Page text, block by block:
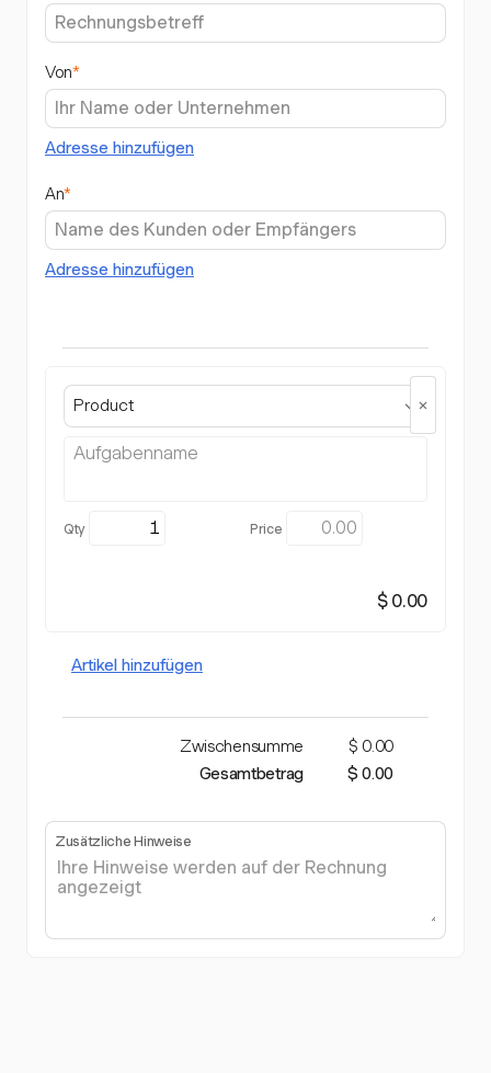
Von*
Adresse hinzufügen
An*
Adresse hinzufügen
Product
$ 0.00
Artikel hinzufügen
Zwischensumme
$ 0.00
Gesamtbetrag
$ 0.00
Zusätzliche Hinweise